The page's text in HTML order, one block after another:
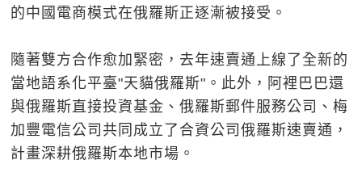
的中國電商模式在俄羅斯正逐漸被接受。
隨著雙方合作愈加緊密，去年速賣通上線了全新的
當地語系化平臺"天貓俄羅斯"。此外，阿裡巴巴還
與俄羅斯直接投資基金、俄羅斯郵件服務公司、梅
加豐電信公司共同成立了合資公司俄羅斯速賣通，
計畫深耕俄羅斯本地市場。